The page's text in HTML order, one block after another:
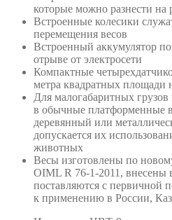
которые можно разнести на
Встроенные колесики
перемещения весов
Встроенный аккумулятор
отрыве от электросети
Компактные
метра квадратных площади
Для малогабаритных
в обычные платформенные
деревянный или
допускается их
животных
Весы изготовлены по
OIML R 76-1-2011, внесены
поставляются с первичной
к применению в России,